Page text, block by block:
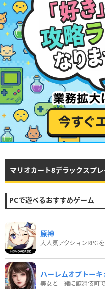
マリオカート8デラックスプレ
PCで遊べるおすすめゲーム
原神
大人気アクションRPG
ハーレムオブトーキ
美女と一緒に歌舞伎町